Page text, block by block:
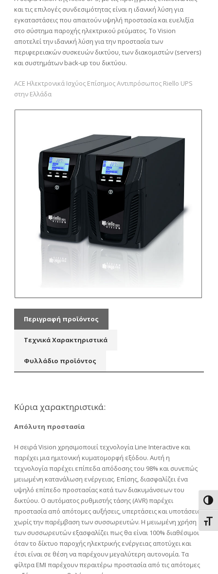
και τις επιλογές συνδεσιμότητας είναι η ιδανική λύση για
εγκαταστάσεις που απαιτούν υψηλή προστασία και ευελιξία
στο σύστημα παροχής ηλεκτρικού ρεύματος. Το Vision
αποτελεί την ιδανική λύση για την προστασία των
περιφερειακών συσκευών δικτύου, των διακομιστών (servers)
και συστημάτων back-up του δικτύου.
ACE Ηλεκτρονικά Ισχύος Επίσημος Αντιπρόσωπος Riello UPS
στην Ελλάδα
Περιγραφή προϊόντος
Τεχνικά Χαρακτηριστικά
Φυλλάδιο προϊόντος
Κύρια χαρακτηριστικά:
Απόλυτη προστασία
Η σειρά Vision χρησιμοποιεί τεχνολογία Line Interactive και
παρέχει μια ημιτονική κυματομορφή εξόδου. Αυτή η
τεχνολογία παρέχει επίπεδα απόδοσης του 98% και συνεπώς
μειωμένη κατανάλωση ενέργειας. Επίσης, διασφαλίζει ένα
υψηλό επίπεδο προστασίας κατά των διακυμάνσεων του
δικτύου. Ο αυτόματος ρυθμιστής τάσης (AVR) παρέχει
προστασία από απότομες αυξήσεις, υπερτάσεις και υποτάσεις,
χωρίς την παρέμβαση των συσσωρευτών. Η μειωμένη χρήση
των συσσωρευτών εξασφαλίζει πως θα είναι 100% διαθέσιμοι
όταν το δίκτυο παροχής ηλεκτρικής ενέργειας αποτύχει και
έτσι είναι σε θέση να παρέχουν μεγαλύτερη αυτονομία. Τα
φίλτρα EMI παρέχουν περαιτέρω προστασία από τις απότομες